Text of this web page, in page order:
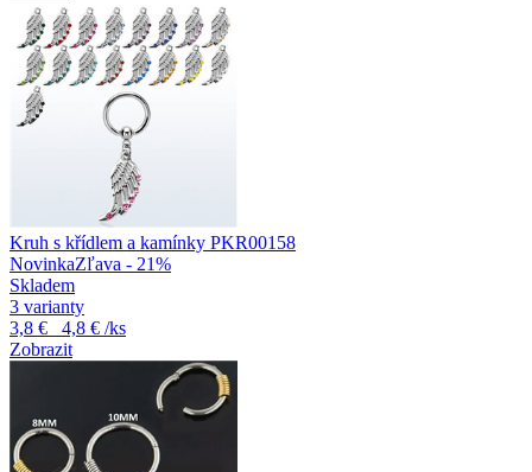
Kruh s křídlem a kamínky PKR00158
NovinkaZľava - 21%
Skladem
3 varianty
3,8 €
4,8 € /ks
Zobrazit